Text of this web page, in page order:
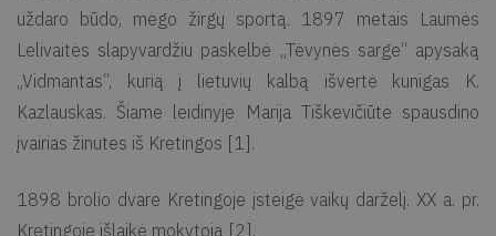
uždaro būdo, mėgo žirgų sportą. 1897 metais Laumės
Lelivaitės slapyvardžiu paskelbė „Tėvynės sarge“ apysaką
„Vidmantas“, kurią į lietuvių kalbą išvertė kunigas K.
Kazlauskas. Šiame leidinyje Marija Tiškevičiūtė spausdino
įvairias žinutes iš Kretingos [1].
1898 brolio dvare Kretingoje įsteigė vaikų darželį. XX a. pr.
Kretingoje išlaikė mokytoją [2].